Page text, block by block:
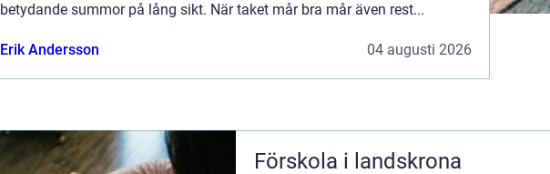
betydande summor på lång sikt. När taket mår bra mår även rest...
Erik Andersson 04 augusti 2026
Förskola i landskrona